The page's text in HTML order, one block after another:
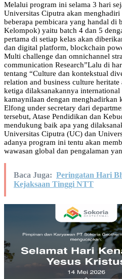
Melalui program ini selama 3 hari
Universitas Ciputra akan menghadiri
beberapa pembicara yang handal di
Kelompok) yaitu batch 4 dan 5
pertama di setiap kelas akan
dan digital platform, blockchain
Multi challenge dan omnichannel
communication Research”Lalu di
tentang “Culture dan kontekstual
relation and business culture
ketiga dilaksanakannya international
kamaynilaan dengan menghadirkan
Elfong under secretary dari
tersebut, Atase Pendidikan dan
mendukung baik apa yang
Universitas Ciputra (UC) dan
adanya program ini tentu akan
wawasan global dan pengalaman
Baca Juga: Peringatan Hari
Kejaksaan Tinggi NTT